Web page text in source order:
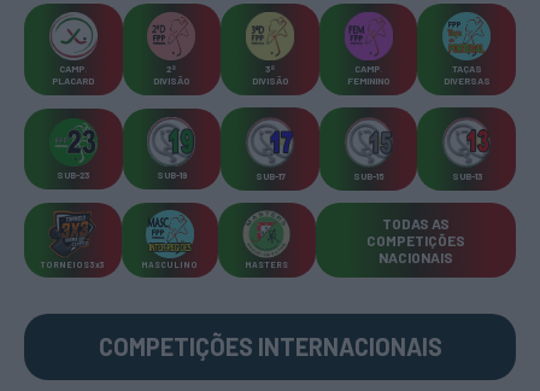
CAMP
PLACARD
2ª
DIVISÃO
3ª
DIVISÃO
CAMP
FEMININO
TAÇAS
DIVERSAS
SUB-23 SUB-19 SUB-17 SUB-15 SUB-13
TORNEIOS 3x3 MASCULINO MASTERS
TODAS AS
COMPETIÇÕES
NACIONAIS
COMPETIÇÕES INTERNACIONAIS